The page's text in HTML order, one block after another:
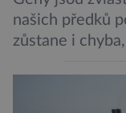
našich předků
zůstane i
jednou